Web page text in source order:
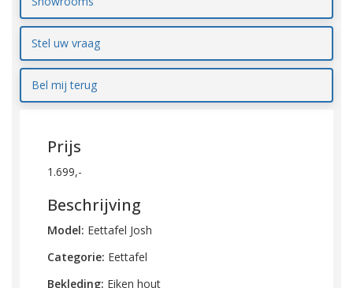
Stel uw vraag
Bel mij terug
Prijs
1.699,-
Beschrijving
Model: Eettafel Josh
Categorie: Eettafel
Bekleding: Eiken hout